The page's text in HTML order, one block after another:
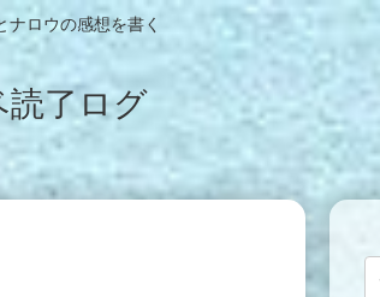
ナロウの感想を書く
読了ログ